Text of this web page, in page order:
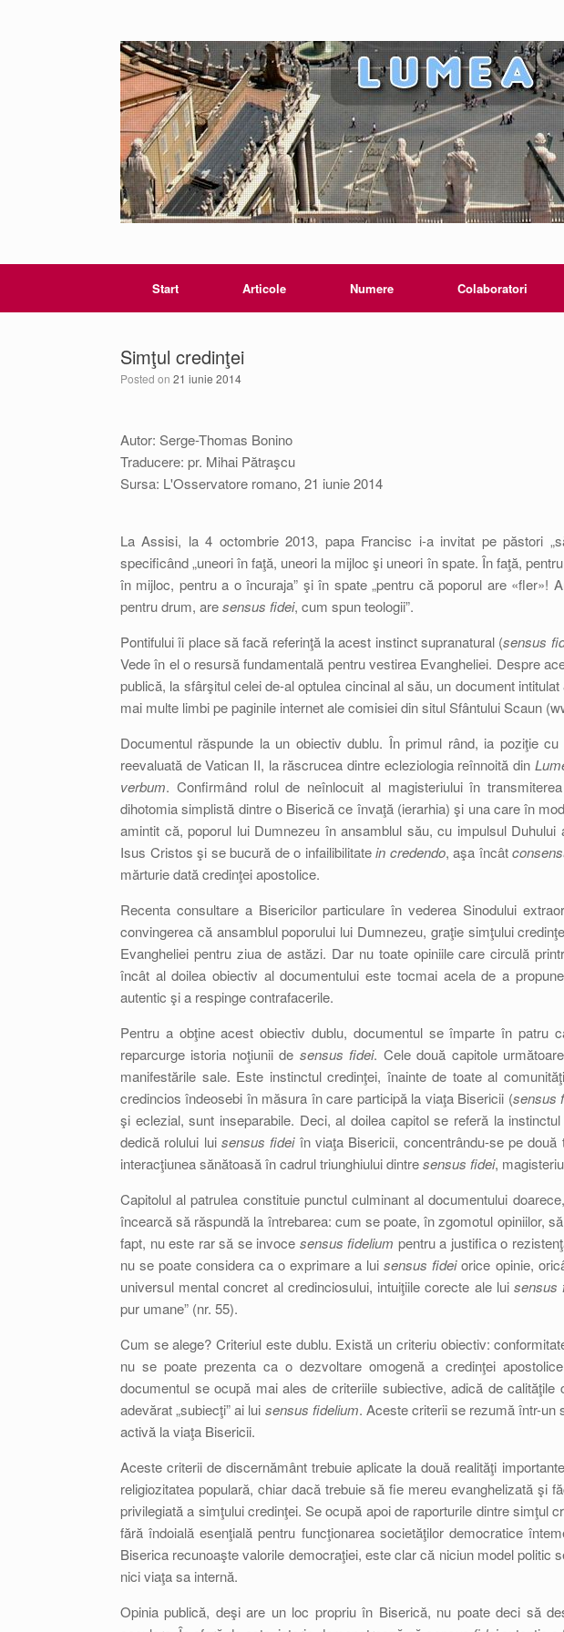
Start Articole Numere Colaboratori
Simţul credinţei
Posted on 21 iunie 2014
Autor: Serge-Thomas Bonino
Traducere: pr. Mihai Pătraşcu
Sursa: L'Osservatore romano, 21 iunie 2014
La Assisi, la 4 octombrie 2013, papa Francisc i-a invitat pe păstori
specificând „uneori în faţă, uneori la mijloc şi uneori în spate. În faţă,
în mijloc, pentru a o încuraja” şi în spate „pentru că poporul are «fler»!
pentru drum, aresensus fidei, cum spun teologii”.
Pontifului îi place să facă referinţă la acest instinct supranatural (sensus
Vede în el o resursă fundamentală pentru vestirea Evangheliei. Despre
publică, la sfârşitul celei de-al optulea cincinal al său, un document intitulat
mai multe limbi pe paginile internet ale comisiei din situl Sfântului Scaun
Documentul răspunde la un obiectiv dublu. În primul rând, ia poziţie
reevaluată de Vatican II, la răscrucea dintre ecleziologia reînnoită din
verbum. Confirmând rolul de neînlocuit al magisteriului în
dihotomia simplistă dintre o Biserică ce învaţă (ierarhia) şi una care în
amintit că, poporul lui Dumnezeu în ansamblul său, cu impulsul
Isus Cristos şi se bucură de o infailibilitatein credendo, aşa încât
mărturie dată credinţei apostolice.
Recenta consultare a Bisericilor particulare în vederea Sinodului
convingerea că ansamblul poporului lui Dumnezeu, graţie simţului
Evangheliei pentru ziua de astăzi. Dar nu toate opiniile care circulă
încât al doilea obiectiv al documentului este tocmai acela de a
autentic şi a respinge contrafacerile.
Pentru a obţine acest obiectiv dublu, documentul se împarte în patru
reparcurge istoria noţiunii de sensus fidei. Cele două capitole
manifestările sale. Este instinctul credinţei, înainte de toate al
credincios îndeosebi în măsura în care participă la viaţa Bisericii (sensus
şi eclezial, sunt inseparabile. Deci, al doilea capitol se referă la
dedică rolului luisensus fideiîn viaţa Bisericii, concentrându-se pe
interacţiunea sănătoasă în cadrul triunghiului dintresensus fidei,
Capitolul al patrulea constituie punctul culminant al documentului
încearcă să răspundă la întrebarea: cum se poate, în zgomotul opiniilor,
fapt, nu este rar să se invoce sensus fidelium pentru a justifica o
nu se poate considera ca o exprimare a luisensus fideiorice opinie,
universul mental concret al credinciosului, intuiţiile corecte ale luisensus
pur umane” (nr. 55).
Cum se alege? Criteriul este dublu. Există un criteriu obiectiv:
nu se poate prezenta ca o dezvoltare omogenă a credinţei
documentul se ocupă mai ales de criteriile subiective, adică de
adevărat „subiecţi” ai lui sensus fidelium. Aceste criterii se rezumă într-un
activă la viaţa Bisericii.
Aceste criterii de discernământ trebuie aplicate la două realităţi
religiozitatea populară, chiar dacă trebuie să fie mereu evanghelizată şi
privilegiată a simţului credinţei. Se ocupă apoi de raporturile dintre simţul
fără îndoială esenţială pentru funcţionarea societăţilor democratice
Biserica recunoaşte valorile democraţiei, este clar că niciun model politic
nici viaţa sa internă.
Opinia publică, deşi are un loc propriu în Biserică, nu poate deci să